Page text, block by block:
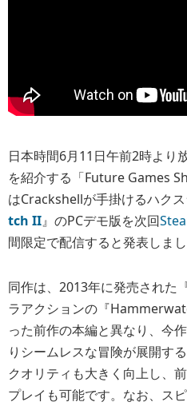
日本時間6月11日午前2時より
を紹介する「Future Games
はCrackshellが手掛けるハク
tch II』のPCデモ版を次回
間限定で配信すると発表しまし
同作は、2013年に発売された
ラアクションの『
った前作の本編と異なり、今
りシームレスな冒険が展開す
クオリティも大きく向上し、
プレイも可能です。なお、ス